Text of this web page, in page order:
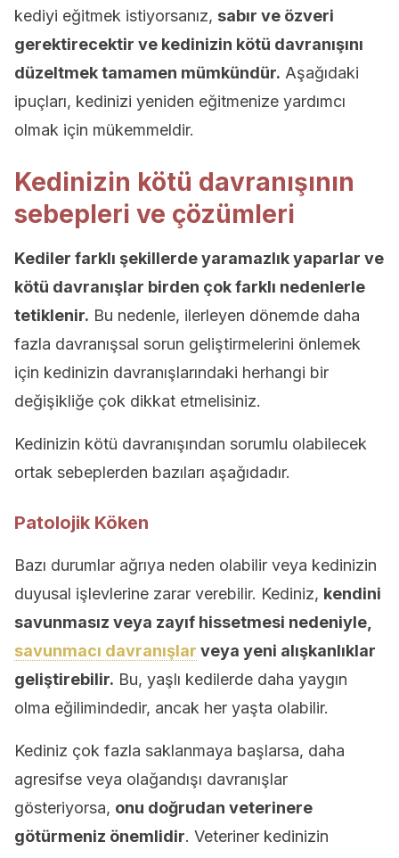
kediyi eğitmek istiyorsanız, sabır ve özveri
gerektirecektir ve kedinizin kötü davranışını
düzeltmek tamamen mümkündür. Aşağıdaki
ipuçları, kedinizi yeniden eğitmenize yardımcı
olmak için mükemmeldir.
Kedinizin kötü davranışının
sebepleri ve çözümleri
Kediler farklı şekillerde yaramazlık yaparlar ve
kötü davranışlar birden çok farklı nedenlerle
tetiklenir. Bu nedenle, ilerleyen dönemde daha
fazla davranışsal sorun geliştirmelerini önlemek
için kedinizin davranışlarındaki herhangi bir
değişikliğe çok dikkat etmelisiniz.
Kedinizin kötü davranışından sorumlu olabilecek
ortak sebeplerden bazıları aşağıdadır.
Patolojik Köken
Bazı durumlar ağrıya neden olabilir veya kedinizin
duyusal işlevlerine zarar verebilir. Kediniz, kendini
savunmasız veya zayıf hissetmesi nedeniyle,
savunmacı davranışlar veya yeni alışkanlıklar
geliştirebilir. Bu, yaşlı kedilerde daha yaygın
olma eğilimindedir, ancak her yaşta olabilir.
Kediniz çok fazla saklanmaya başlarsa, daha
agresifse veya olağandışı davranışlar
gösteriyorsa, onu doğrudan veterinere
götürmeniz önemlidir. Veteriner kedinizin